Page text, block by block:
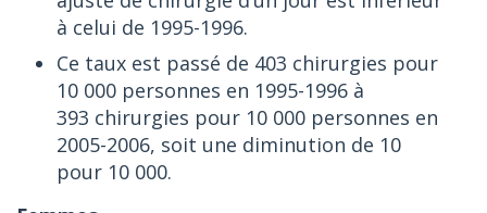
à celui de 1995-1996.
Ce taux est passé de 403 chirurgies pour
10 000 personnes en 1995-1996 à
393 chirurgies pour 10 000 personnes en
2005-2006, soit une diminution de 10
pour 10 000.